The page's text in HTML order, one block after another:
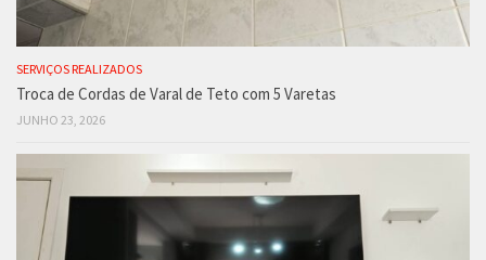
SERVIÇOS REALIZADOS
Troca de Cordas de Varal de Teto com 5 Varetas
JUNHO 23, 2026